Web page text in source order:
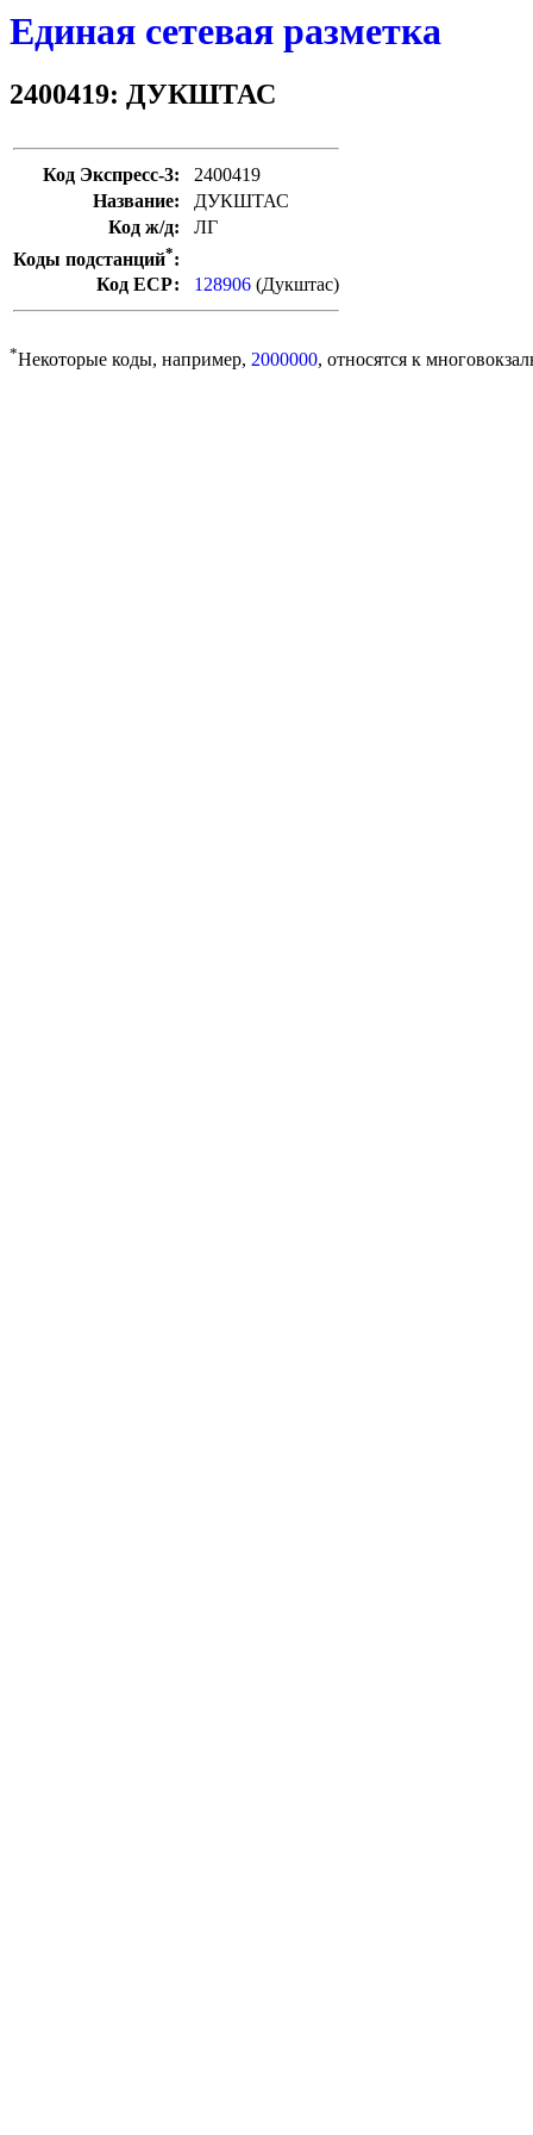
Единая сетевая разметка
2400419: ДУКШТАС
Код Экспресс-3:
2400419
Название:
ДУКШТАС
Код ж/д:
ЛГ
Коды подстанций*:
Код ЕСР:
128906 (Дукштас)
*Некоторые коды, например, 2000000, относятся к